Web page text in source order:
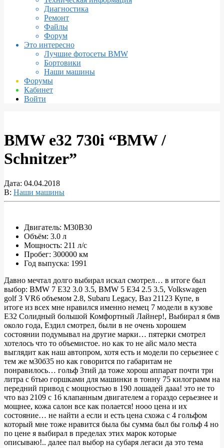
Диагностика
Ремонт
Файлы
Форум
Это интересно
Лучшие фотосеты BMW
Бортовики
Наши машины
Форумы
Кабинет
Войти
BMW e32 730i “BMW /
Schnitzer”
Дата: 04.04.2018
В: Наши машины
BMW
e32
730i
“BMW
/
Schnitzer”
Двигатель: M30B30
Объём: 3.0 л
Мощность: 211 л/с
Пробег: 300000 км
Год выпуска: 1991
Давно мечтал долго выбирал искал смотрел… в итоге был
выбор: BMW 7 E32 3.0 3.5, BMW 5 Е34 2.5 3.5, Volkswagen
golf 3 VR6 объемом 2.8, Subaru Legacy, Ваз 21123 Купе, в
итоге из всех мне нравился именно немец 7 модели в кузове
Е32 Солидный большой Комфортный Лайнер!, Выбирал я бмв
около года, Ездил смотрел, были в не очень хорошем
состоянии подумывал на другие марки… пятерки смотрел
хотелось что то объемистое. но как то не айс мало места
выглядит как наш автопром, хотя есть и модели по серьезнее с
тем же м30б35 но как говорится по габаритам не
понравилось… гольф 3тий да тоже хорош аппарат почти три
литра с 6тью горшками для машинки в тонну 75 килограмм на
передний привод с мощностью в 190 лошадей дааа! это не то
что ваз 2109 с 16 клапанным двигателем а гораздо серьезнее и
мощнее, кожа салон все как полается! нооо цена и их
состояние… не найти а если и есть цена схожа с 4 гольфом
который мне тоже нравится была бы сумма был бы гольф 4 но
по цене я выбирал в пределах этих марок которые
описываю!.. далее пал выбор на субаря легаси да это тема